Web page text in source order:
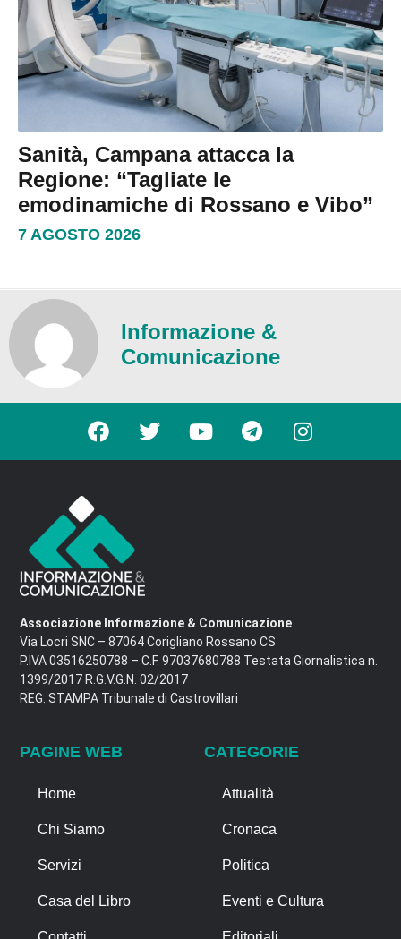
Sanità, Campana attacca la
Regione: “Tagliate le
emodinamiche di Rossano e Vibo”
7 AGOSTO 2026
Informazione &
Comunicazione
Associazione Informazione & Comunicazione
Via Locri SNC – 87064 Corigliano Rossano CS
P.IVA 03516250788 – C.F. 97037680788 Testata Giornalistica n.
1399/2017 R.G.V.G.N. 02/2017
REG. STAMPA Tribunale di Castrovillari
PAGINE WEB
Home
Chi Siamo
Servizi
Casa del Libro
CATEGORIE
Attualità
Cronaca
Politica
Eventi e Cultura